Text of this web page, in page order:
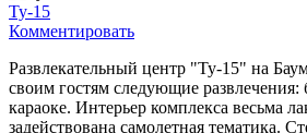
Ту-15
Комментировать
Развлекательный центр "Ту-15" на
своим гостям следующие развлечения:
караоке. Интерьер комплекса весьма
задействована самолетная тематика.